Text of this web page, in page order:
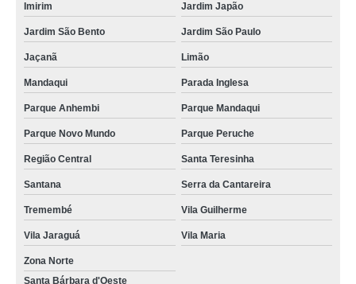
Imirim Jardim Japão
Jardim São Bento Jardim São Paulo
Jaçanã Limão
Mandaqui Parada Inglesa
Parque Anhembi Parque Mandaqui
Parque Novo Mundo Parque Peruche
Região Central Santa Teresinha
Santana Serra da Cantareira
Tremembé Vila Guilherme
Vila Jaraguá Vila Maria
Zona Norte
Santa Bárbara d'Oeste